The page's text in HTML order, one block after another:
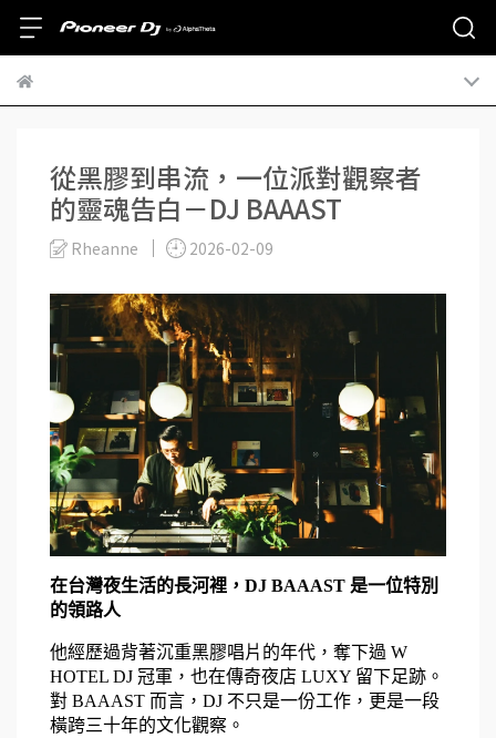
從黑膠到串流，一位派對觀察者
的靈魂告白－DJ BAAAST
Rheanne 2026-02-09
在台灣夜生活的長河裡，DJ BAAAST 是一位特別
的領路人
他經歷過背著沉重黑膠唱片的年代，奪下過 W
HOTEL DJ 冠軍，也在傳奇夜店 LUXY 留下足跡。
對 BAAAST 而言，DJ 不只是一份工作，更是一段
橫跨三十年的文化觀察。